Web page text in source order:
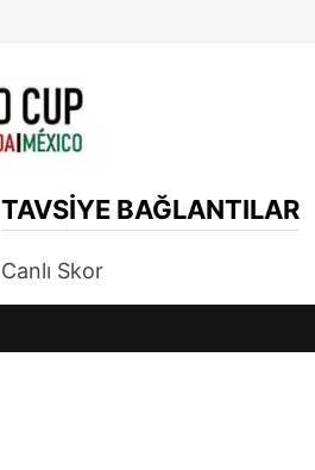
TAVSIYE BAĞLANTILAR
Canlı Skor